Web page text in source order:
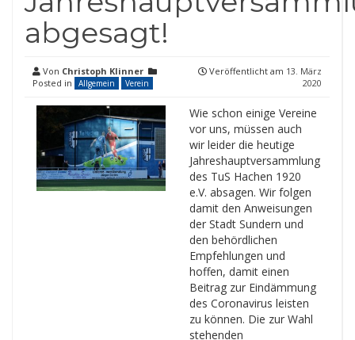
abgesagt!
Von Christoph Klinner
Posted in
Allgemein Verein
Veröffentlicht am 13. März
2020
Wie schon einige Vereine
vor uns, müssen auch
wir leider die heutige
Jahreshauptversammlung
des TuS Hachen 1920
e.V. absagen. Wir folgen
damit den Anweisungen
der Stadt Sundern und
den behördlichen
Empfehlungen und
hoffen, damit einen
Beitrag zur Eindämmung
des Coronavirus leisten
zu können. Die zur Wahl
stehenden